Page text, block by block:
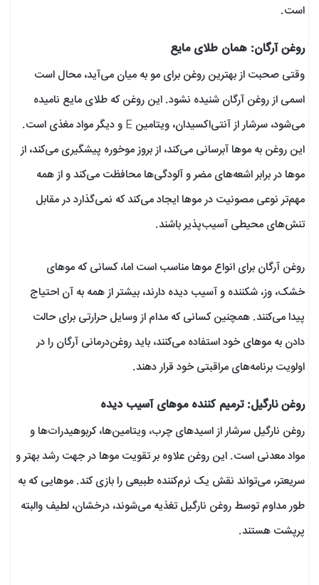
است.
روغن آرگان: همان طلای مایع
وقتی صحبت از بهترین روغن برای مو به میان می‌آید، محال است
اسمی از روغن آرگان شنیده نشود. این روغن که طلای مایع نامیده
می‌شود، سرشار از آنتی‌اکسیدان، ویتامین E و دیگر مواد مغذی است.
این روغن به موها آبرسانی می‌کند، از بروز موخوره پیشگیری می‌کند، از
موها در برابر اشعه‌های مضر و آلودگی‌ها محافظت می‌کند و از همه
مهم‌تر نوعی مصونیت در موها ایجاد می‌کند که نمی‌گذارد در مقابل
تنش‌های محیطی آسیب‌پذیر باشند.
روغن آرگان برای انواع موها مناسب است اما، کسانی که موهای
خشک، وز، شکننده و آسیب دیده دارند، بیشتر از همه به آن احتیاج
پیدا می‌کنند. همچنین کسانی که مدام از وسایل حرارتی برای حالت
دادن به موهای خود استفاده می‌کنند، باید روغن‌درمانی آرگان را در
اولویت برنامه‌های مراقبتی خود قرار دهند.
روغن نارگیل: ترمیم کننده موهای آسیب دیده
روغن نارگیل سرشار از اسیدهای چرب، ویتامین‌ها، کربوهیدرات‌ها و
مواد معدنی است. این روغن علاوه بر تقویت موها در جهت رشد بهتر و
سریعتر، می‌تواند نقش یک نرم‌کننده طبیعی را بازی کند. موهایی که به
طور مداوم توسط روغن نارگیل تغذیه می‌شوند، درخشان، لطیف والبته
پرپشت هستند.